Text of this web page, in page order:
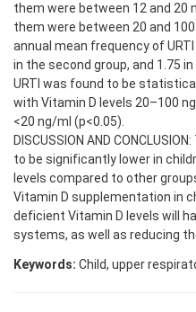
them were between 12 and 20
them were between 20 and
annual mean frequency of
in the second group, and 1.75
URTI was found to be
with Vitamin D levels 20–100
<20 ng/ml (p<0.05).
DISCUSSION AND
to be significantly lower in
levels compared to other
Vitamin D supplementation in
deficient Vitamin D levels will
systems, as well as reducing
Keywords: Child, upper